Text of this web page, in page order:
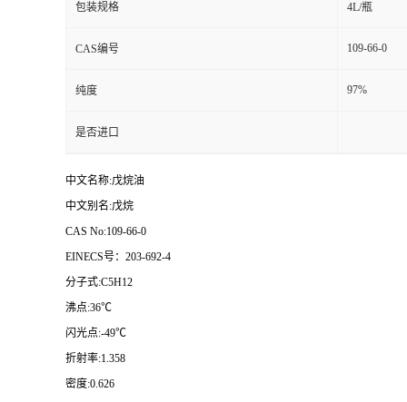
包装规格 4L/瓶
CAS编号 109-66-0
纯度 97%
是否进口
中文名称:戊烷油
中文别名:戊烷
CAS No:109-66-0
EINECS号：203-692-4
分子式:C5H12
沸点:36℃
闪光点:-49℃
折射率:1.358
密度:0.626